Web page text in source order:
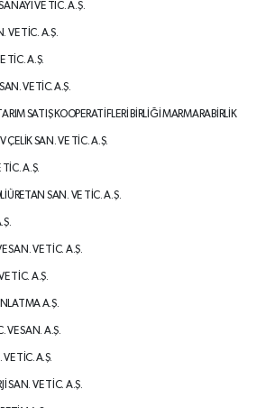
VE TİC. A.Ş.
VE TİC. A.Ş.
TİC. A.Ş.
VE TİC. A.Ş.
SATIŞ KOOPERATİFLERİ BİRLİĞİMARMARABİRLİK
ÇELİK SAN.VE TİC. A.Ş.
TİC. A.Ş.
SAN. VE TİC. A.Ş.
SAN. VE TİC. A.Ş.
TİC. A.Ş.
A.Ş.
VE SAN. A.Ş.
VE TİC. A.Ş.
SAN. VE TİC. A.Ş.